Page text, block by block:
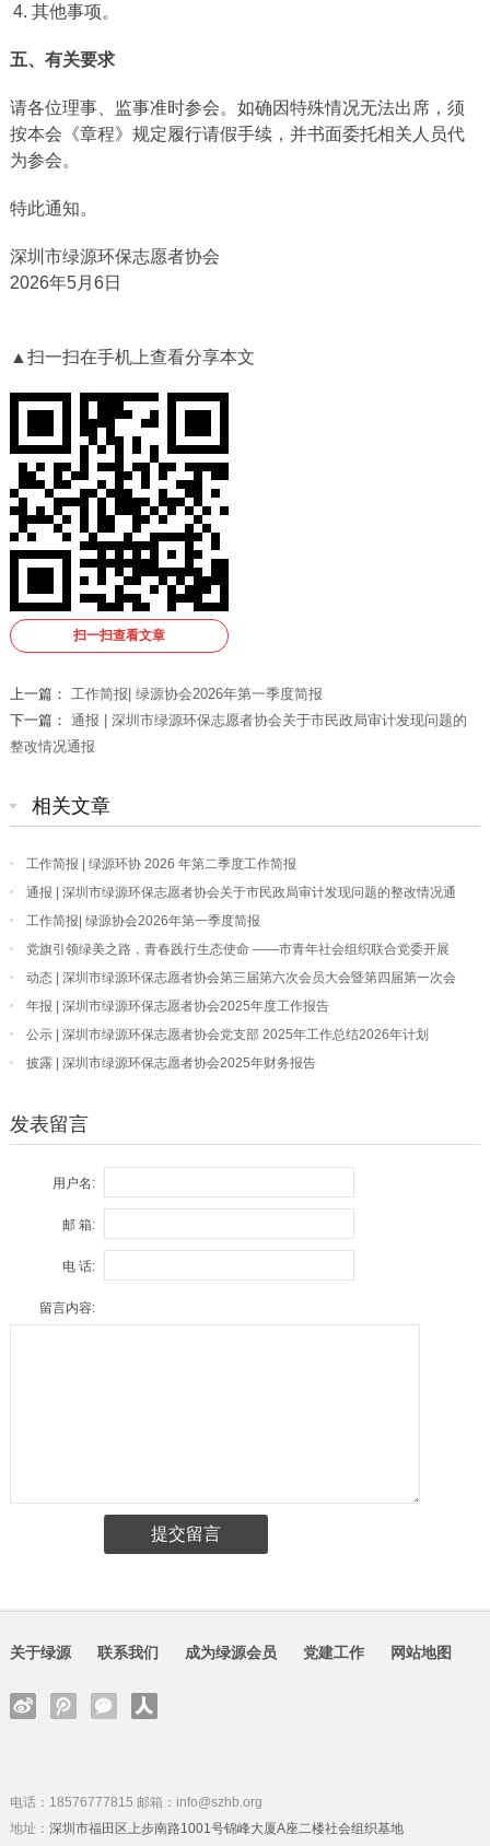
其他事项。
五、有关要求
请各位理事、监事准时参会。如确因特殊情况无法出席，须
按本会《章程》规定履行请假手续，并书面委托相关人员代
为参会。
特此通知。
深圳市绿源环保志愿者协会
2026年5月6日
▲扫一扫在手机上查看分享本文
扫一扫查看文章
上一篇： 工作简报| 绿源协会2026年第一季度简报
下一篇： 通报 | 深圳市绿源环保志愿者协会关于市民政局审计发现问题的
整改情况通报
相关文章
工作简报 | 绿源环协 2026 年第二季度工作简报
通报 | 深圳市绿源环保志愿者协会关于市民政局审计发现问题的整改情况通
报
工作简报| 绿源协会2026年第一季度简报
党旗引领绿美之路，青春践行生态使命 ——市青年社会组织联合党委开展
“我为深圳种棵树”主题党日活动
动态 | 深圳市绿源环保志愿者协会第三届第六次会员大会暨第四届第一次会
员大会顺利召开
年报 | 深圳市绿源环保志愿者协会2025年度工作报告
公示 | 深圳市绿源环保志愿者协会党支部 2025年工作总结2026年计划
披露 | 深圳市绿源环保志愿者协会2025年财务报告
发表留言
用户名:
邮 箱:
电 话:
留言内容:
关于绿源 联系我们 成为绿源会员 党建工作 网站地图
电话：18576777815 邮箱：info@szhb.org
地址： 深圳市福田区上步南路1001号锦峰大厦A座二楼社会组织基地